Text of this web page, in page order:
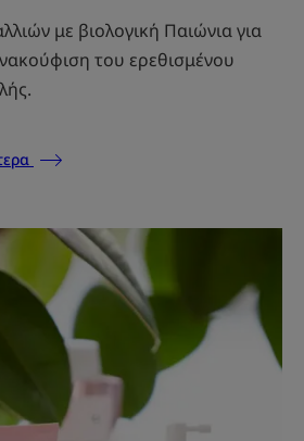
με βιολογική Παιώνια για
του ερεθισμένου